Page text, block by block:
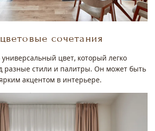
сочетания
цвет, который легко
разные стили и палитры. Он может быть
акцентом в интерьере.